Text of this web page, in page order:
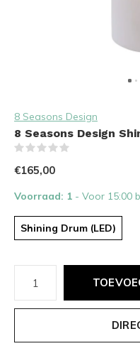
8 Seasons Design
8 Seasons Design
€165,00
Voorraad: 1 - Voor 15:00
Shining Drum (LED)